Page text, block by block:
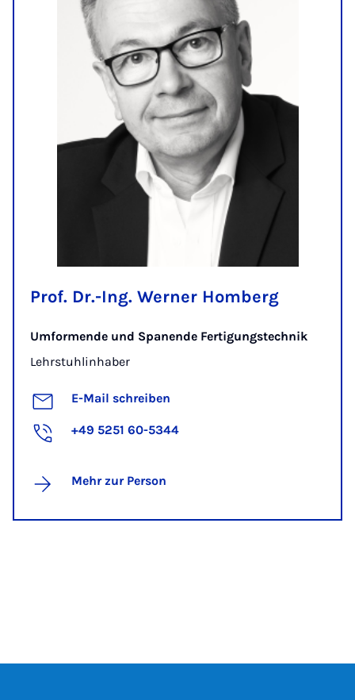
Prof. Dr.-Ing. Werner Homberg
Umformende und Spanende Fertigungstechnik
Lehrstuhlinhaber
E-Mail schreiben
+49 5251 60-5344
Mehr zur Person